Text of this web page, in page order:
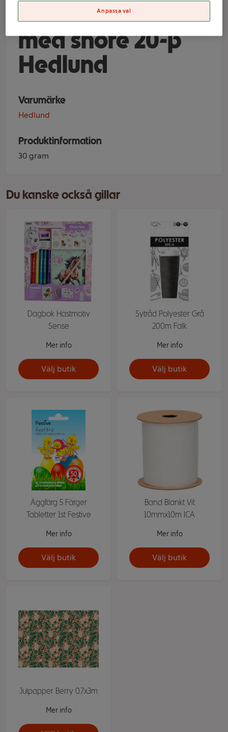
Hängetiketter
med snöre 20-p
Hedlund
Varumärke
Hedlund
Produktinformation
30 gram
Du kanske också gillar
Dagbok Hästmotiv
Sense
Mer info
Välj butik
Sytråd Polyester Grå
200m Falk
Mer info
Välj butik
Äggfärg 5 Färger
Tabletter 1st Festive
Mer info
Välj butik
Band Blankt Vit
10mmx10m ICA
Mer info
Välj butik
Julpapper Berry 0,7x3m
Mer info
Anpassa val